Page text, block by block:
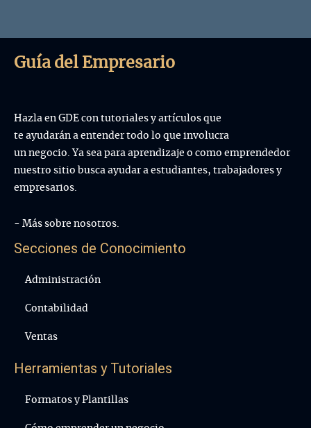
Guía del Empresario
Hazla en GDE con tutoriales y artículos que
te ayudarán a entender todo lo que involucra
un negocio. Ya sea para aprendizaje o como emprendedor
nuestro sitio busca ayudar a estudiantes, trabajadores y
empresarios.
- Más sobre nosotros.
Secciones de Conocimiento
Administración
Contabilidad
Ventas
Herramientas y Tutoriales
Formatos y Plantillas